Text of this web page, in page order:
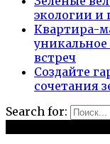
экологии и
Квартира-
уникальное
встреч
Создайте
сочетания
Search for: